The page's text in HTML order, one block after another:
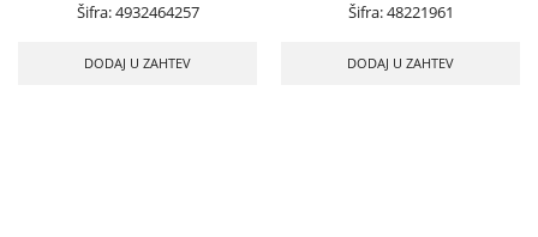
Šifra:4932464257
DODAJ U ZAHTEV
Šifra:48221961
DODAJ U ZAHTEV